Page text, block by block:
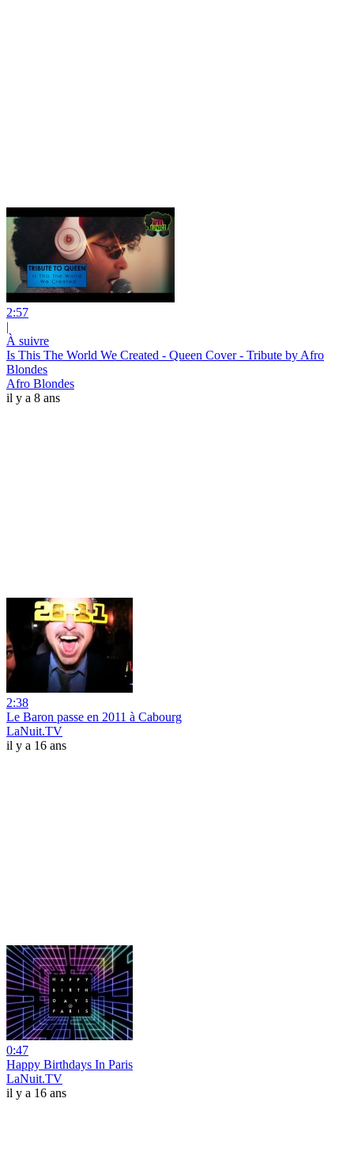
2:57
|
À suivre
Is This The World We Created - Queen Cover - Tribute by Afro
Blondes
Afro Blondes
il y a 8 ans
2:38
Le Baron passe en 2011 à Cabourg
LaNuit.TV
il y a 16 ans
0:47
Happy Birthdays In Paris
LaNuit.TV
il y a 16 ans